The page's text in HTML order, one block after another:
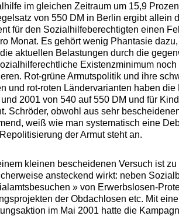
im gleichen Zeitraum um 15,9
von 550 DM in Berlin ergibt allein
für den Sozialhilfeberechtigten einen
Monat. Es gehört wenig Phantasie
aktuellen Belastungen durch die
Existenzminimum
Rot-grüne Armutspolitik und ihre
und rot-roten Ländervarianten haben
2001 von 540 auf 550 DM und für
Schröder, obwohl aus sehr
weiß wie man systematisch eine
der Armut steht an.
kleinen bescheidenen Versuch ist
ansteckend wirkt: neben
» von Erwerbslosen-
der Obdachlosen etc. Mit
im Mai 2001 hatte die